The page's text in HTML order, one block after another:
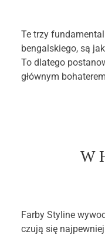
Te trzy
bengalskiego, są
To dlatego
głównym
W
Farby Styline
czują się